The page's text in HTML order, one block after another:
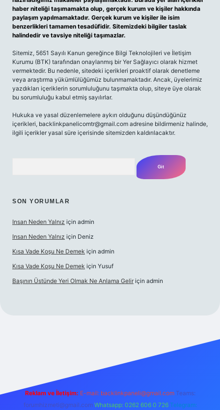
haber niteliği taşımamakta olup, gerçek kurum ve kişiler hakkında
paylaşım yapılmamaktadır. Gerçek kurum ve kişiler ile isim
benzerlikleri tamamen tesadüfidir. Sitemizdeki bilgiler taslak
halindedir ve tavsiye niteliği taşımazlar.
Sitemiz, 5651 Sayılı Kanun gereğince Bilgi Teknolojileri ve İletişim
Kurumu (BTK) tarafından onaylanmış bir Yer Sağlayıcı olarak hizmet
vermektedir. Bu nedenle, sitedeki içerikleri proaktif olarak denetleme
veya araştırma yükümlülüğümüz bulunmamaktadır. Ancak, üyelerimiz
yazdıkları içeriklerin sorumluluğunu taşımakta olup, siteye üye olarak
bu sorumluluğu kabul etmiş sayılırlar.
Hukuka ve yasal düzenlemelere aykırı olduğunu düşündüğünüz
içerikleri, backlinkpanelicomtr@gmail.com adresine bildirmeniz halinde,
ilgili içerikler yasal süre içerisinde sitemizden kaldırılacaktır.
SON YORUMLAR
Insan Neden Yalnız için admin
Insan Neden Yalnız için Deniz
Kısa Vade Koşu Ne Demek için admin
Kısa Vade Koşu Ne Demek için Yusuf
Başının Üstünde Yeri Olmak Ne Anlama Gelir için admin
Reklam ve İletişim: E-mail: backlinkpaneli@gmail.com Teams:
forumhizmeti@gmail.com Whatsapp: 0262 606 0 726 Telegram: